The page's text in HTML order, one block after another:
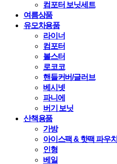
컴포터 보닛세트
여름상품
유모차용품
라이너
컴포터
볼스터
로코코
핸들커버/글러브
베시넷
파니에
버기 보닛
산책용품
가방
아이스팩 & 핫팩 파우치
인형
베일